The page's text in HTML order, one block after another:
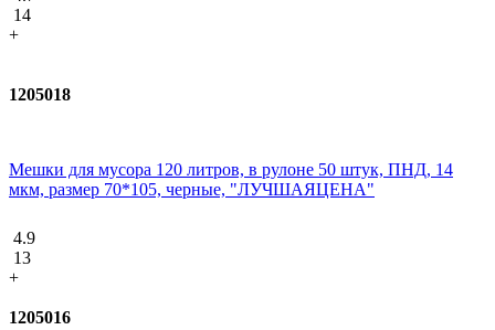
14
+
1205018
Мешки для мусора 120 литров, в рулоне 50 штук, ПНД, 14
мкм, размер 70*105, черные, "ЛУЧШАЯЦЕНА"
4.9
13
+
1205016